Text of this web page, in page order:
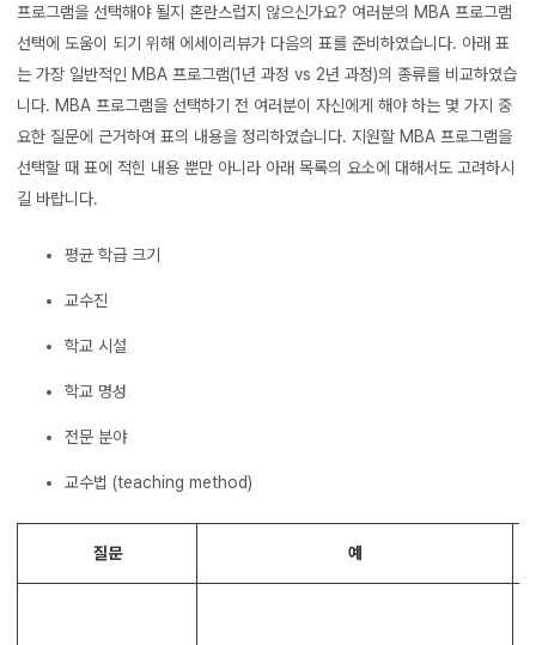
프로그램을 선택해야 될지 혼란스럽지 않으신가요? 여러분의 MBA 프로그램
선택에 도움이 되기 위해 에세이리뷰가 다음의 표를 준비하였습니다. 아래 표
는 가장 일반적인 MBA 프로그램(1년 과정 vs 2년 과정)의 종류를 비교하였습
니다. MBA 프로그램을 선택하기 전 여러분이 자신에게 해야 하는 몇 가지 중
요한 질문에 근거하여 표의 내용을 정리하였습니다. 지원할 MBA 프로그램을
선택할 때 표에 적힌 내용 뿐만 아니라 아래 목록의 요소에 대해서도 고려하시
길 바랍니다.
평균 학급 크기
교수진
학교 시설
학교 명성
전문 분야
교수법 (teaching method)
질문 예